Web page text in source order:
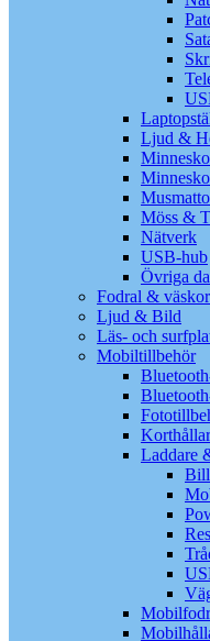
Ljud &
Möss &
Nätverk
USB-hub
Övriga
Fodral &
Ljud & Bild
Läs- och
Mobiltillbehör
Laddare